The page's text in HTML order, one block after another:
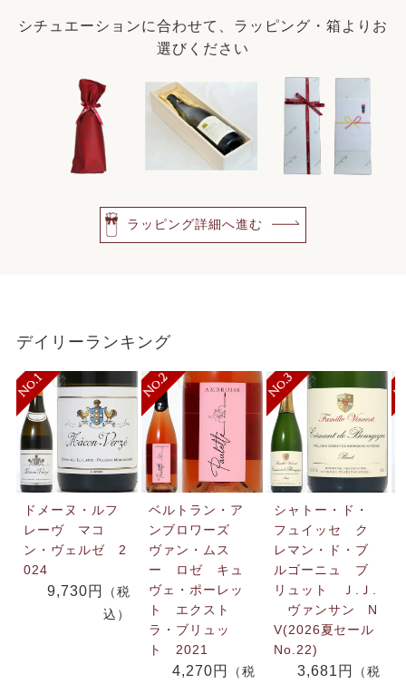
シチュエーションに合わせて、ラッピング・箱よりお
選びください
ラッピング詳細へ進む
デイリーランキング
ドメーヌ・ルフ
レーヴ マコ
ン・ヴェルゼ 2
024
9,730円
（税
込）
ベルトラン・ア
ンブロワーズ
ヴァン・ムス
ー ロゼ キュ
ヴェ・ポーレッ
ト エクスト
ラ・ブリュッ
ト 2021
4,270円
（税
シャトー・ド・
フュイッセ ク
レマン・ド・ブ
ルゴーニュ ブ
リュット Ｊ.Ｊ.
ヴァンサン N
V(2026夏セール
No.22)
3,681円
（税